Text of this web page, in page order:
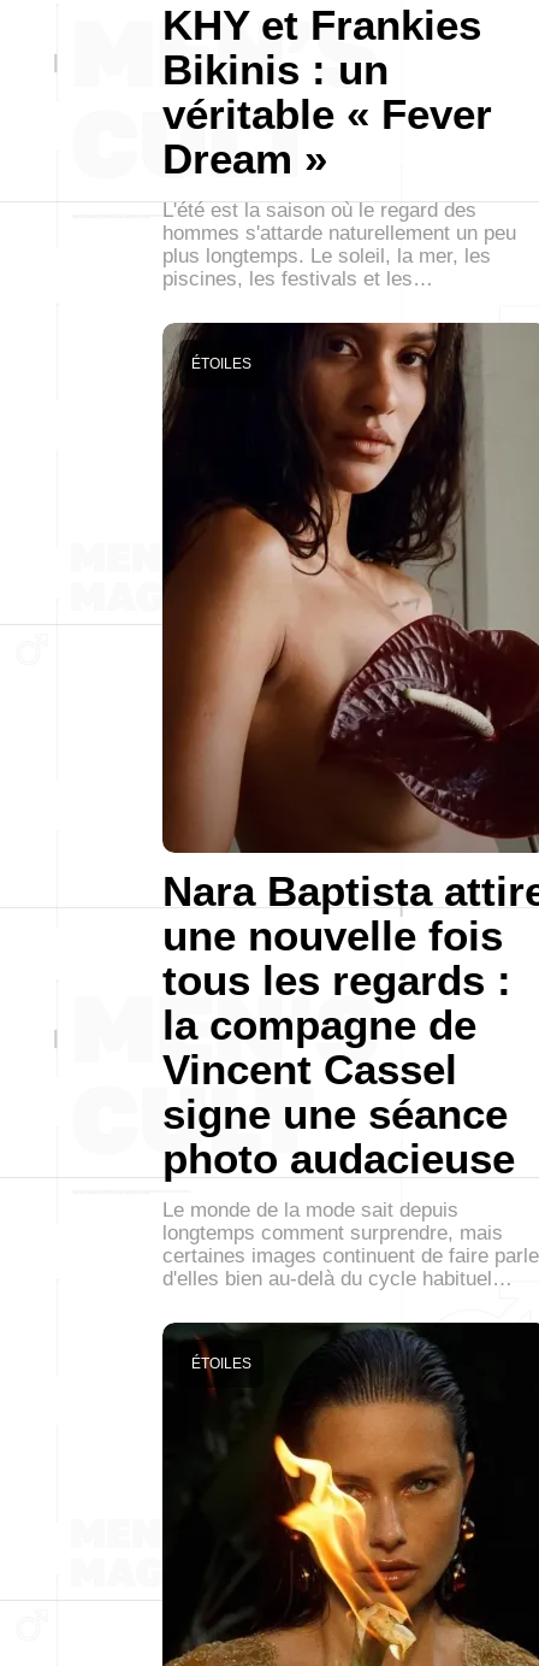
KHY et Frankies
Bikinis : un
véritable « Fever
Dream »
L'été est la saison où le regard des
hommes s'attarde naturellement un peu
plus longtemps. Le soleil, la mer, les
piscines, les festivals et les…
Nara Baptista
une nouvelle fois
tous les regards :
la compagne de
Vincent Cassel
signe une séance
photo audacieuse
ÉTOILES
Le monde de la mode sait depuis
longtemps comment surprendre, mais
certaines images continuent de faire
d'elles bien au-delà du cycle habituel…
ÉTOILES